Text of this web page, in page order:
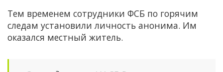
Тем временем сотрудники ФСБ по горячим
следам установили личность анонима. Им
оказался местный житель.